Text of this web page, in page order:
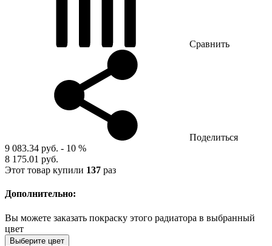
Сравнить
Поделиться
9 083.34 руб. - 10 %
8 175.01 руб.
Этот товар купили 137 раз
Дополнительно:
Вы можете заказать покраску этого радиатора в выбранный
цвет
Выберите цвет